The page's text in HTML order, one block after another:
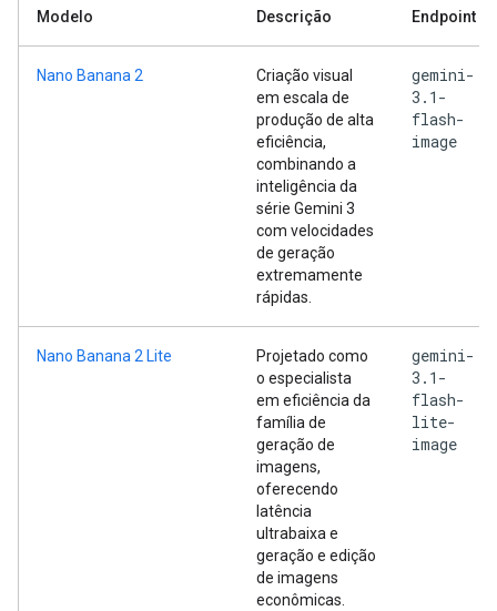
Modelo Descrição Endpoint
Nano Banana 2
Criação visual
em escala de
produção de alta
eficiência,
combinando a
inteligência da
série Gemini 3
com velocidades
de geração
extremamente
rápidas.
gemini-
3.1-
flash-
image
Nano Banana 2 Lite
Projetado como
o especialista
em eficiência da
família de
geração de
imagens,
oferecendo
latência
ultrabaixa e
geração e edição
de imagens
econômicas.
gemini-
3.1-
flash-
lite-
image